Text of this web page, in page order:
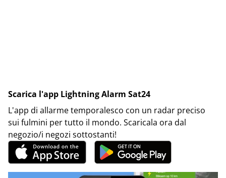
Scarica l'app Lightning Alarm Sat24
L'app di allarme temporalesco con un radar preciso
sui fulmini per tutto il mondo. Scaricala ora dal
negozio/i negozi sottostanti!